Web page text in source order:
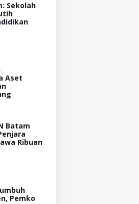
Sekolah
Aset
Batam
Ribuan
Pemko